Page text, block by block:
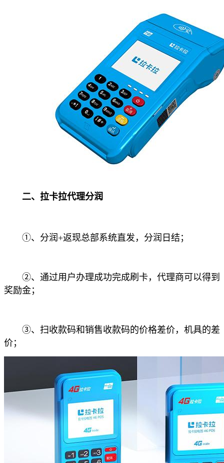
二、拉卡拉代理分润
①、分润+返现总部系统直发，分润日结；
②、通过用户办理成功完成刷卡，代理商可以得到
奖励金；
③、扫收款码和销售收款码的价格差价，机具的差
价；